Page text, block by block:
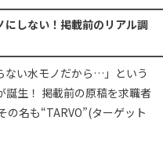
にしない！掲載前のリアル調
ない水モノだから…」という
誕生！ 掲載前の原稿を求職者
の名も“TARVO”(ターゲット